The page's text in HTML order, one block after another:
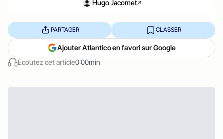
Hugo Jacomet
Écoutez cet article0:00min
PARTAGER CLASSER
Ajouter Atlantico en favori sur Google